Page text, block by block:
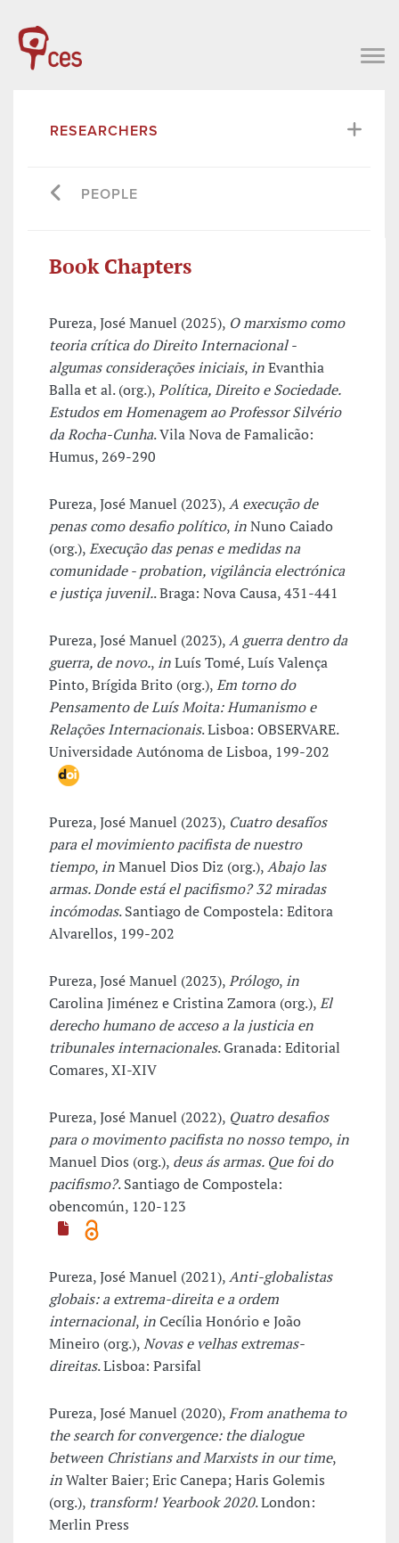
RESEARCHERS
PEOPLE
Book Chapters
Pureza, José Manuel (2025), O marxismo como
teoria crítica do Direito Internacional -
algumas considerações iniciais,inEvanthia
Balla et al. (org.),Política, Direito e Sociedade.
Estudos em Homenagem ao Professor Silvério
da Rocha-Cunha. Vila Nova de Famalicão:
Humus, 269-290
Pureza, José Manuel (2023),A execução de
penas como desafio político,inNuno Caiado
(org.),Execução das penas e medidas na
comunidade - probation, vigilância electrónica
e justiça juvenil.. Braga: Nova Causa, 431-441
Pureza, José Manuel (2023),A guerra dentro da
guerra, de novo.,inLuís Tomé, Luís Valença
Pinto, Brígida Brito (org.),Em torno do
Pensamento de Luís Moita: Humanismo e
Relações Internacionais. Lisboa: OBSERVARE.
Universidade Autónoma de Lisboa, 199-202
Pureza, José Manuel (2023), Cuatro desafíos
para el movimiento pacifista de nuestro
tiempo,inManuel Dios Diz (org.),Abajo las
armas. Donde está el pacifismo? 32 miradas
incómodas. Santiago de Compostela: Editora
Alvarellos, 199-202
Pureza, José Manuel (2023),Prólogo,in
Carolina Jiménez e Cristina Zamora (org.),El
derecho humano de acceso a la justicia en
tribunales internacionales. Granada: Editorial
Comares, XI-XIV
Pureza, José Manuel (2022), Quatro desafios
para o movimento pacifista no nosso tempo,in
Manuel Dios (org.), deus ás armas. Que foi do
pacifismo?. Santiago de Compostela:
obencomún, 120-123
Pureza, José Manuel (2021),Anti-globalistas
globais: a extrema-direita e a ordem
internacional,inCecília Honório e João
Mineiro (org.),Novas e velhas extremas-
direitas. Lisboa: Parsifal
Pureza, José Manuel (2020),From anathema to
the search for convergence: the dialogue
between Christians and Marxists in our time,
inWalter Baier; Eric Canepa; Haris Golemis
(org.), transform! Yearbook 2020. London:
Merlin Press